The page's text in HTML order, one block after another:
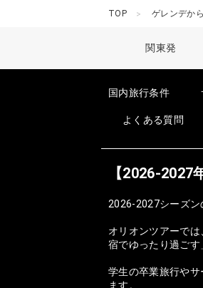
TOP ゲレンデか
関東発
国内旅行条件
よくある質問
【2026-
2026-2027シーズン
オリオンツアーで
宿でゆったり過ごす
学生の卒業旅行や
ます。